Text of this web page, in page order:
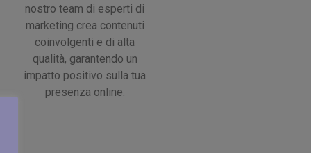
nostro team di esperti di
marketing crea contenuti
coinvolgenti e di alta
qualità, garantendo un
impatto positivo sulla tua
presenza online.